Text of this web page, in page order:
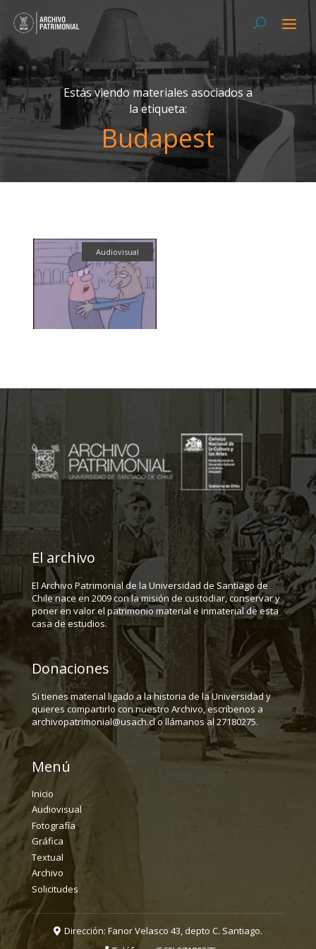
Estás viendo materiales asociados a
la etiqueta:
Budapest
Audiovisual
El archivo
El Archivo Patrimonial de la Universidad de Santiago de
Chile nace en 2009 con la misión de custodiar, conservar y
poner en valor el patrimonio material e inmaterial de esta
casa de estudios.
Donaciones
Si tienes material ligado a la historia de la Universidad y
quieres compartirlo con nuestro Archivo, escríbenos a
archivopatrimonial@usach.cl o llámanos al 27180275.
Menú
Inicio
Audiovisual
Fotografía
Gráfica
Textual
Archivo
Solicitudes
Dirección: Fanor Velasco 43, depto C. Santiago.